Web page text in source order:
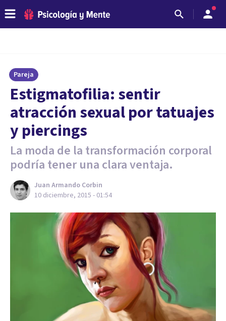
Pareja
​Estigmatofilia: sentir
atracción sexual por tatuajes
y piercings
La moda de la transformación corporal
podría tener una clara ventaja.
Juan Armando Corbin
10 diciembre, 2015 - 01:54